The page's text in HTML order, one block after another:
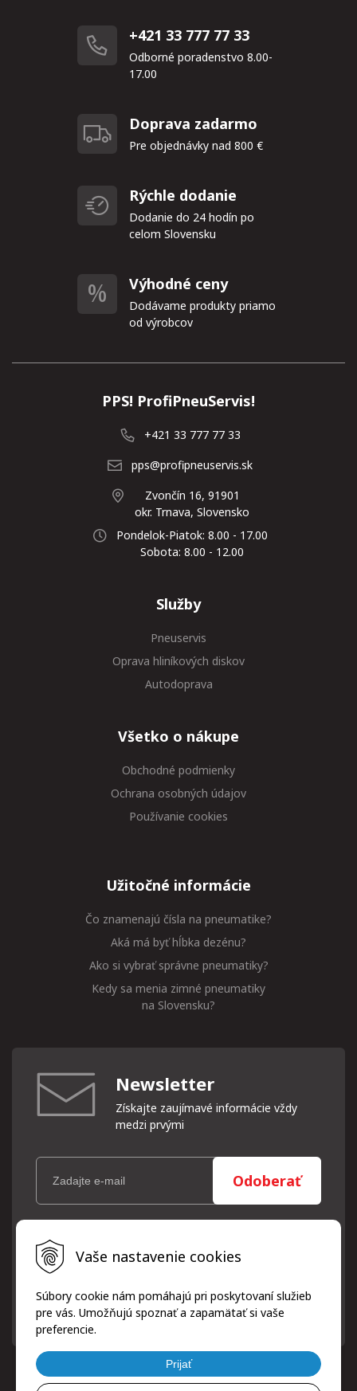
Vaše nastavenie cookies
Súbory cookie nám pomáhajú pri poskytovaní služieb
pre vás. Umožňujú spoznať a zapamätať si vaše
preferencie.
Prijať
+421 33 777 77 33
Odborné poradenstvo 8.00-
17.00
Doprava zadarmo
Pre objednávky nad 800 €
Rýchle dodanie
Dodanie do 24 hodín po
celom Slovensku
Výhodné ceny
Dodávame produkty priamo
od výrobcov
PPS! ProfiPneuServis!
+421 33 777 77 33
pps@profipneuservis.sk
Zvončín 16, 91901
okr. Trnava, Slovensko
Pondelok-Piatok: 8.00 - 17.00
Sobota: 8.00 - 12.00
Služby
Pneuservis
Oprava hliníkových diskov
Autodoprava
Všetko o nákupe
Obchodné podmienky
Ochrana osobných údajov
Používanie cookies
Užitočné informácie
Čo znamenajú čísla na pneumatike?
Aká má byť hĺbka dezénu?
Ako si vybrať správne pneumatiky?
Kedy sa menia zimné pneumatiky
na Slovensku?
Newsletter
Získajte zaujímavé informácie vždy
medzi prvými
Odoberať
Vaše osobné údaje (email) budeme spracovávať len za týmto
účelom v súlade s platnou legislatívou a zásadami ochrany
osobných údajov. Súhlas potvrdíte kliknutím na odkaz, ktorý
písomne, emailom alebo kliknutím na odkaz z ktoréhokoľvek
informačného emailu.